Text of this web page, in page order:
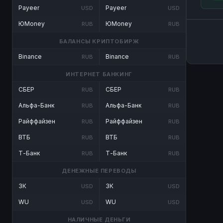
Payeer USD
ЮMoney RUB
Payeer USD
ЮMoney RUB
БАЛАНСЫ КРИПТОБИРЖ
Binance RUB Binance RUB
ИНТЕРНЕТ БАНКИНГ
СБЕР RUB
Альфа-Банк RUB
Райффайзен RUB
ВТБ RUB
Т-Банк RUB
СБЕР RUB
Альфа-Банк RUB
Райффайзен RUB
ВТБ RUB
Т-Банк RUB
ДЕНЕЖНЫЕ ПЕРЕВОДЫ
ЗК USD
WU USD
ЗК USD
WU USD
НАЛИЧНЫЕ ДЕНЬГИ